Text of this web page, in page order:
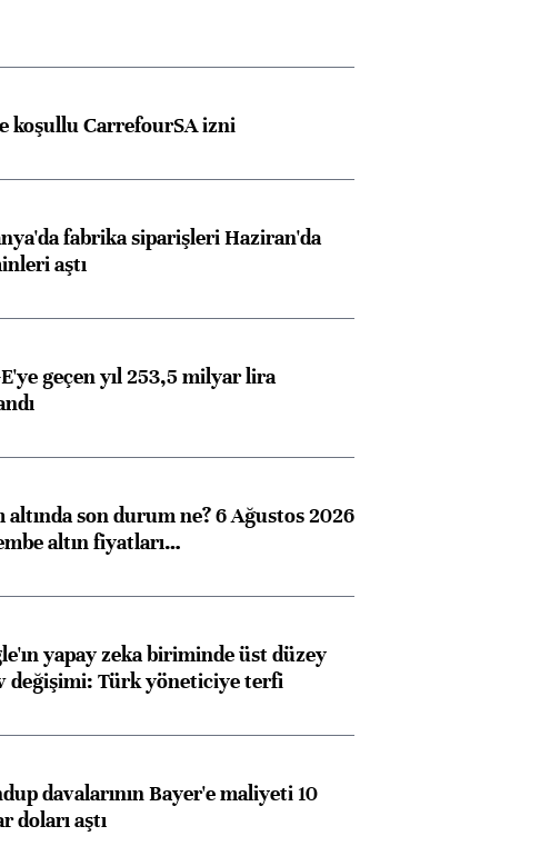
Almanya, Commerzbank
görüşmelere hazırlanıyor
koşullu CarrefourSA izni
fabrika siparişleri Haziran'da
aştı
geçen yıl 253,5 milyar lira
altında son durum ne? 6 Ağustos 2026
altın fiyatları…
yapay zeka biriminde üst düzey
değişimi: Türk yöneticiye terfi
davalarının Bayer'e maliyeti 10
doları aştı